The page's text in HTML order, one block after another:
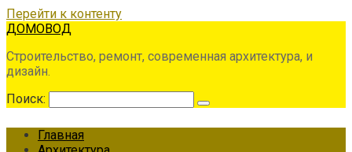
Перейти к контенту
ДОМОВОД
Строительство, ремонт, современная архитектура, и
дизайн.
Поиск:
Главная